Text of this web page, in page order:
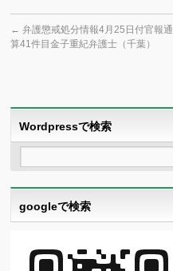
← 弁護懲戒処分情報4月25日付官報通
算41件目金子重紀弁護士（千葉）
Wordpressで検索
googleで検索